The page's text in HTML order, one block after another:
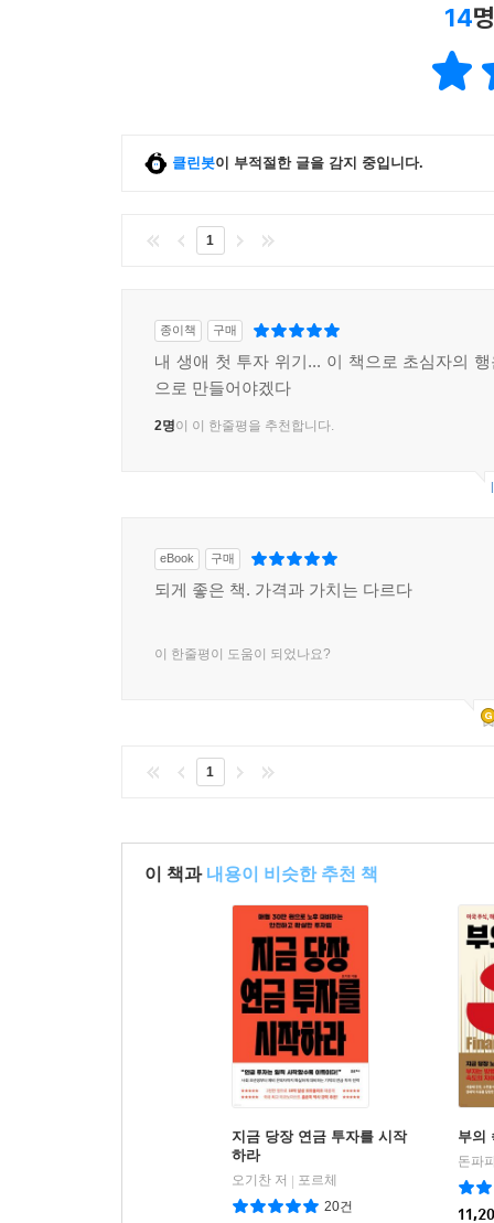
14
클린봇이 부적절한 글을 감지 중입니다.
1
종이책 구매
내 생애 첫 투자 위기... 이 책으로 초심자의
으로 만들어야겠다
2명이 이 한줄평을 추천합니다.
eBook 구매
되게 좋은 책. 가격과 가치는 다르다
이 한줄평이 도움이 되었나요?
1
이 책과 내용이 비슷한 추천 책
지금 당장 연금 투자를 시작
하라
오기찬 저 | 포르체
20건
부의
돈파